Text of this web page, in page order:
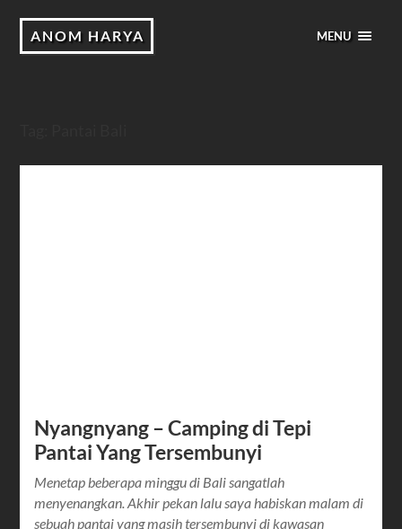
ANOM HARYA MENU
Nyangnyang – Camping di Tepi
Pantai Yang Tersembunyi
Menetap beberapa minggu di Bali sangatlah
menyenangkan. Akhir pekan lalu saya habiskan malam di
sebuah pantai yang masih tersembunyi di kawasan